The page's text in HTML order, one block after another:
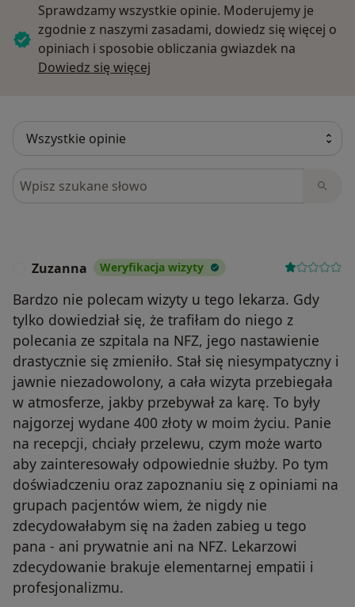
Sprawdzamy wszystkie opinie. Moderujemy je
zgodnie z naszymi zasadami, dowiedz się więcej o
opiniach i sposobie obliczania gwiazdek na
Dowiedz się więcej
Szukaj w opiniach
Zuzanna Weryfikacja wizyty
Bardzo nie polecam wizyty u tego lekarza. Gdy
tylko dowiedział się, że trafiłam do niego z
polecania ze szpitala na NFZ, jego nastawienie
drastycznie się zmieniło. Stał się niesympatyczny i
jawnie niezadowolony, a cała wizyta przebiegała
w atmosferze, jakby przebywał za karę. To były
najgorzej wydane 400 złoty w moim życiu. Panie
na recepcji, chciały przelewu, czym może warto
aby zainteresowały odpowiednie służby. Po tym
doświadczeniu oraz zapoznaniu się z opiniami na
grupach pacjentów wiem, że nigdy nie
zdecydowałabym się na żaden zabieg u tego
pana - ani prywatnie ani na NFZ. Lekarzowi
zdecydowanie brakuje elementarnej empatii i
profesjonalizmu.